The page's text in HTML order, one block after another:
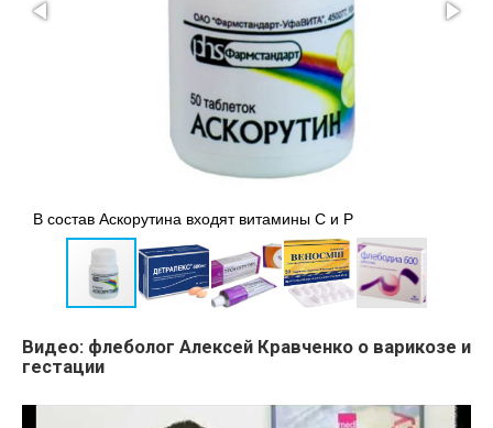
В состав Аскорутина входят витамины С и Р
Видео: флеболог Алексей Кравченко о варикозе и
гестации